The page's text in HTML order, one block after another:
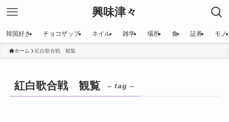
興味津々
韓国好き チョコザップ ネイル 雑学 場所 食 証券 モノ
ホーム 紅白歌合戦 観覧
紅白歌合戦 観覧 – tag –